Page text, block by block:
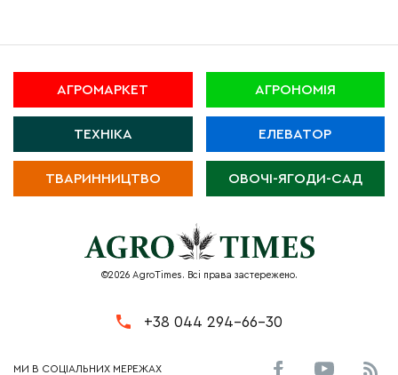
АГРОМАРКЕТ АГРОНОМІЯ
ТЕХНІКА ЕЛЕВАТОР
ТВАРИННИЦТВО ОВОЧІ-ЯГОДИ-САД
©2026 AgroTimes. Всі права застережено.
+38 044 294-66-30